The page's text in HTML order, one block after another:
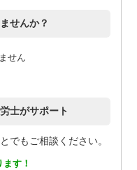
せんか？
せん
士がサポート
でもご相談ください。
す！